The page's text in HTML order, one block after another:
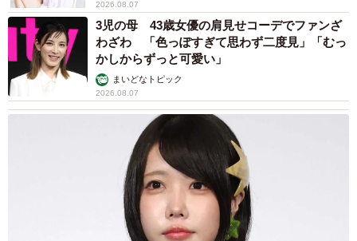
2026.08.07
3児の母 43歳女優の肩見せコーデでファンざ
わざわ 「色っぽすぎて思わず二度見」「むっ
かしからずっと可愛い」
まいどなトピック
2026.08.07